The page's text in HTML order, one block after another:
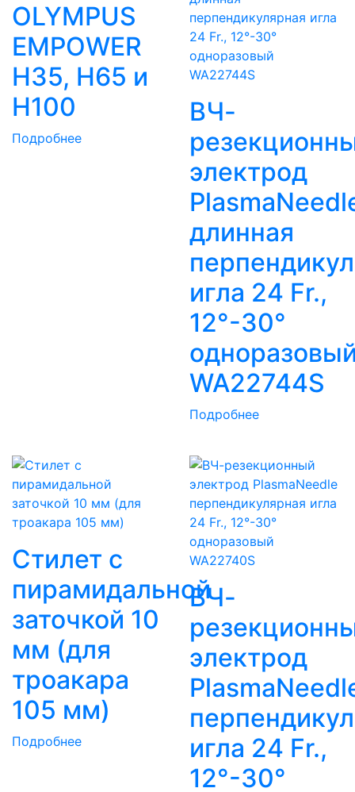
OLYMPUS
EMPOWER
H35, H65 и
H100
Подробнее
ВЧ-
электрод
длинная
игла 24 Fr.,
12°-30°
WA22744S
Подробнее
Стилет с
пирамидальной
заточкой 10
мм (для
троакара
105 мм)
Подробнее
ВЧ-
электрод
игла 24 Fr.,
12°-30°